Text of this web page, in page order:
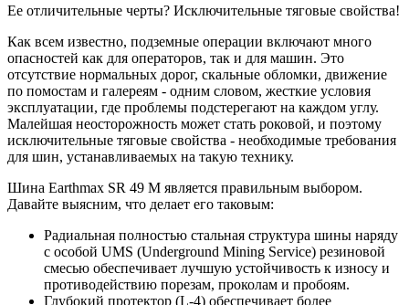
Ее отличительные черты? Исключительные тяговые свойства!
Как всем известно, подземные операции включают много
опасностей как для операторов, так и для машин. Это
отсутствие нормальных дорог, скальные обломки, движение
по помостам и галереям - одним словом, жесткие условия
эксплуатации, где проблемы подстерегают на каждом углу.
Малейшая неосторожность может стать роковой, и поэтому
исключительные тяговые свойства - необходимые требования
для шин, устанавливаемых на такую технику.
Шина Earthmax SR 49 M является правильным выбором.
Давайте выясним, что делает его таковым:
Радиальная полностью стальная структура шины наряду
с особой UMS (Underground Mining Service) резиновой
смесью обеспечивает лучшую устойчивость к износу и
противодействию порезам, проколам и пробоям.
Глубокий протектор (L-4) обеспечивает более